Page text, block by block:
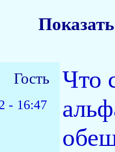
Гость
- 16:47
Что